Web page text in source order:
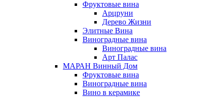
Фруктовые вина
Арцруни
Дерево Жизни
Элитные Вина
Виноградные вина
Виноградные вина
Арт Палас
МАРАН Винный Дом
Фруктовые вина
Виноградные вина
Вино в керамике